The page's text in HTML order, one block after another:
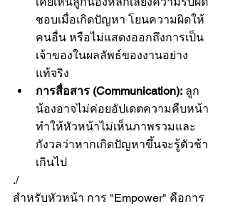
ชอบเมื่อเกิดปัญหา โยนความผิดให้
คนอื่น หรือไม่แสดงออกถึงการเป็น
เจ้าของในผลลัพธ์ของงานอย่าง
แท้จริง
การสื่อสาร (Communication): ลูก
น้องอาจไม่ค่อยอัปเดตความคืบหน้า
ทำให้หัวหน้าไม่เห็นภาพรวมและ
กังวลว่าหากเกิดปัญหาขึ้นจะรู้ตัวช้า
เกินไป
./
สำหรับหัวหน้า การ "Empower" คือการ